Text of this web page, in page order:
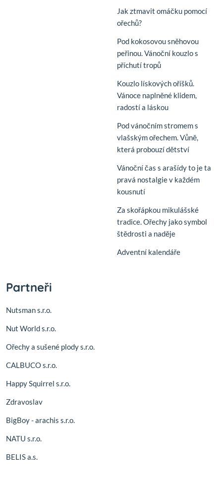
Jak ztmavit omáčku pomocí
ořechů?
Pod kokosovou sněhovou
peřinou. Vánoční kouzlo s
příchutí tropů
Kouzlo lískových oříšků.
Vánoce naplněné klidem,
radostí a láskou
Pod vánočním stromem s
vlašským ořechem. Vůně,
která probouzí dětství
Vánoční čas s arašídy to je ta
pravá nostalgie v každém
kousnutí
Za skořápkou mikulášské
tradice. Ořechy jako symbol
štědrosti a naděje
Adventní kalendáře
Partneři
Nutsman s.r.o.
Nut World s.r.o.
Ořechy a sušené plody s.r.o.
CALBUCO s.r.o.
Happy Squirrel s.r.o.
Zdravoslav
BigBoy - arachis s.r.o.
NATU s.r.o.
BELIS a.s.